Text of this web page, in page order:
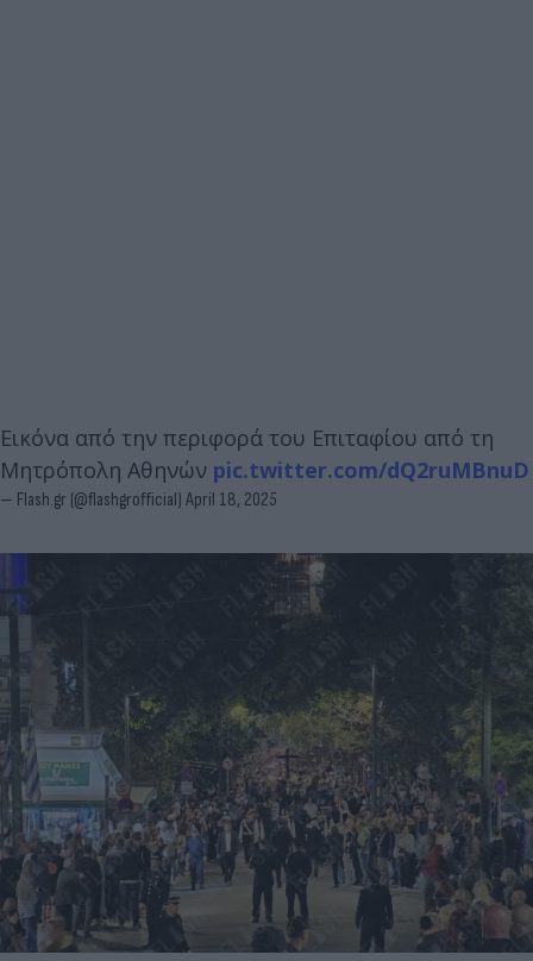
Εικόνα από την περιφορά του Επιταφίου από τη
Μητρόπολη Αθηνών pic.twitter.com/dQ2ruMBnuD
— Flash.gr (@flashgrofficial) April 18, 2025